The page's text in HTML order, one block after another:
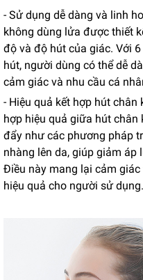
- Sử dụng dễ dàng và linh
không dùng lửa được thiết
độ và độ hút của giác. Với
hút, người dùng có thể dễ
cảm giác và nhu cầu cá
- Hiệu quả kết hợp hút
hợp hiệu quả giữa hút
đẩy như các phương pháp
nhàng lên da, giúp giảm áp
Điều này mang lại cảm
hiệu quả cho người sử dụng.